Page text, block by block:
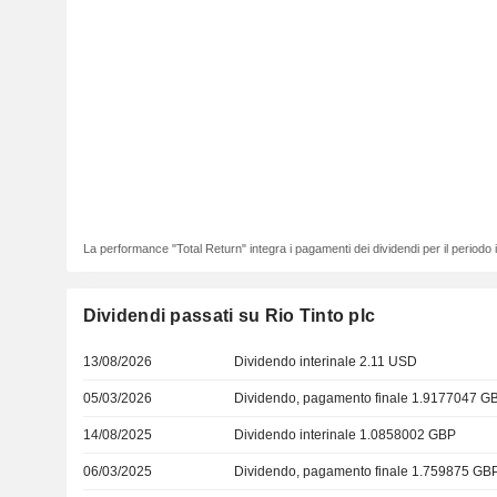
La performance "Total Return" integra i pagamenti dei dividendi per il
Dividendi passati su Rio Tinto plc
13/08/2026 Dividendo interinale 2.11 USD
05/03/2026 Dividendo, pagamento finale 1.9177047
14/08/2025 Dividendo interinale 1.0858002 GBP
06/03/2025 Dividendo, pagamento finale 1.759875